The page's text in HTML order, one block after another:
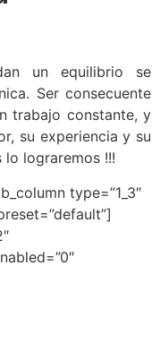
un equilibrio se
Ser consecuente
trabajo constante, y
su experiencia y su
lograremos !!!
type=”1_3″